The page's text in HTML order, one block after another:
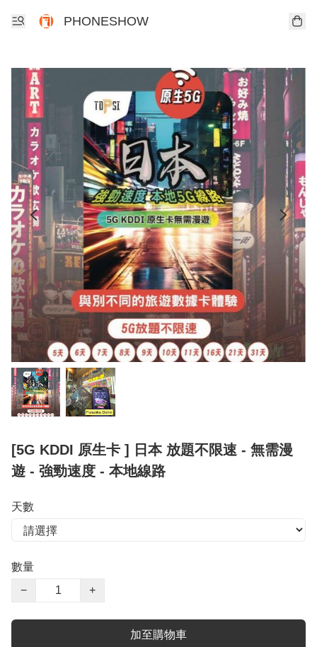
PHONESHOW
[5G KDDI 原生卡 ] 日本 放題不限速 - 無需漫
遊 - 強勁速度 - 本地線路
天數
數量
−
+
加至購物車